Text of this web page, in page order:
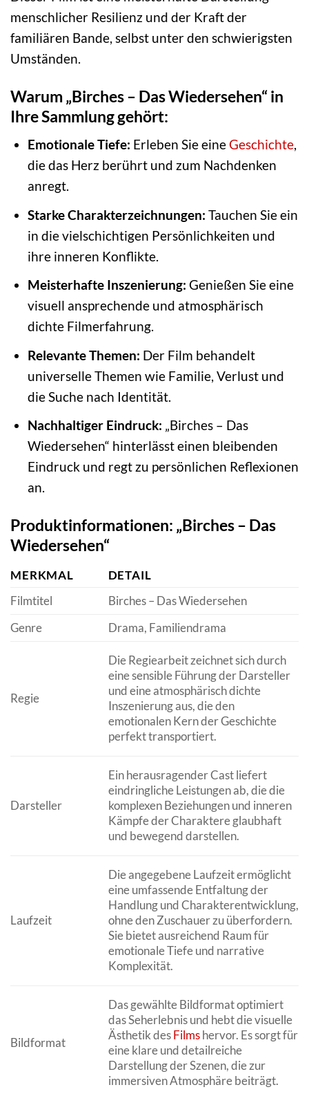
menschlicher Resilienz und der Kraft der
familiären Bande, selbst unter den schwierigsten
Umständen.
Warum „Birches – Das Wiedersehen“ in
Ihre Sammlung gehört:
Emotionale Tiefe: Erleben Sie eineGeschichte,
die das Herz berührt und zum Nachdenken
anregt.
Starke Charakterzeichnungen: Tauchen Sie ein
in die vielschichtigen Persönlichkeiten und
ihre inneren Konflikte.
Meisterhafte Inszenierung: Genießen Sie eine
visuell ansprechende und atmosphärisch
dichte Filmerfahrung.
Relevante Themen: Der Film behandelt
universelle Themen wie Familie, Verlust und
die Suche nach Identität.
Nachhaltiger Eindruck: „Birches – Das
Wiedersehen“ hinterlässt einen bleibenden
Eindruck und regt zu persönlichen Reflexionen
an.
Produktinformationen: „Birches – Das
Wiedersehen“
MERKMAL
DETAIL
Filmtitel
Birches – Das Wiedersehen
Genre
Drama, Familiendrama
Regie
Die Regiearbeit zeichnet sich durch
eine sensible Führung der Darsteller
und eine atmosphärisch dichte
Inszenierung aus, die den
emotionalen Kern der Geschichte
perfekt transportiert.
Darsteller
Ein herausragender Cast liefert
eindringliche Leistungen ab, die die
komplexen Beziehungen und inneren
Kämpfe der Charaktere glaubhaft
und bewegend darstellen.
Laufzeit
Die angegebene Laufzeit ermöglicht
eine umfassende Entfaltung der
Handlung und Charakterentwicklung,
ohne den Zuschauer zu überfordern.
Sie bietet ausreichend Raum für
emotionale Tiefe und narrative
Komplexität.
Bildformat
Das gewählte Bildformat optimiert
das Seherlebnis und hebt die visuelle
Ästhetik desFilmshervor. Es sorgt für
eine klare und detailreiche
Darstellung der Szenen, die zur
immersiven Atmosphäre beiträgt.